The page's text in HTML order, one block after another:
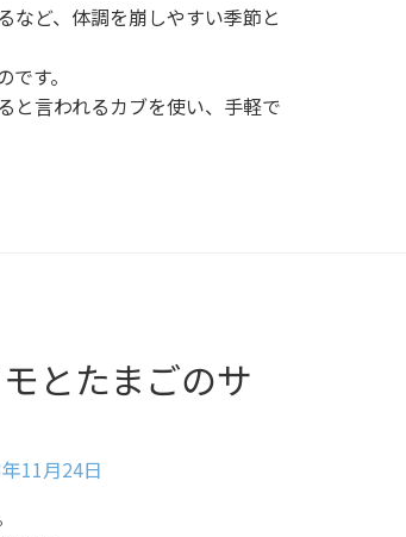
など、体調を崩しやすい季節と
す。
と言われるカブを使い、手軽で
とたまごのサ
11月24日